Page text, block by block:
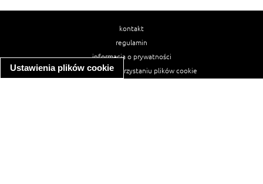
Ustawienia plików cookie
kontakt
regulamin
informacja o prywatności
informacja o wykorzystaniu plików cookie